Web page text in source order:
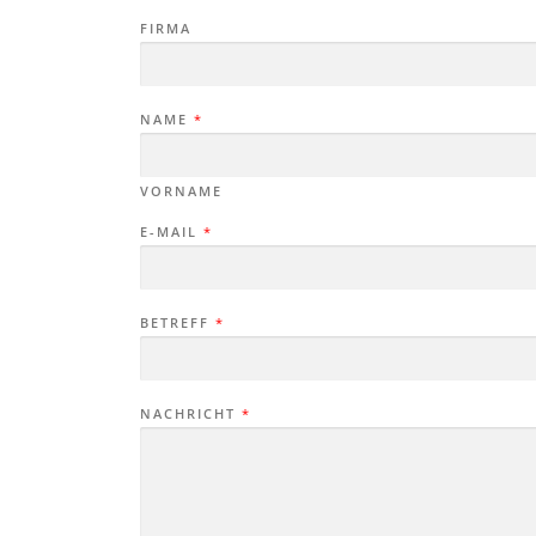
FIRMA
NAME *
VORNAME
E-MAIL *
BETREFF *
NACHRICHT *